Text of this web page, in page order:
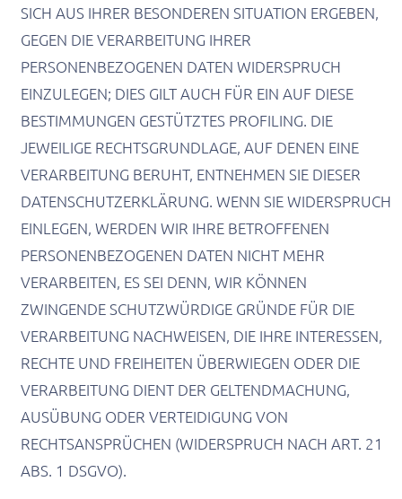
SICH AUS IHRER BESONDEREN SITUATION ERGEBEN,
GEGEN DIE VERARBEITUNG IHRER
PERSONENBEZOGENEN DATEN WIDERSPRUCH
EINZULEGEN; DIES GILT AUCH FÜR EIN AUF DIESE
BESTIMMUNGEN GESTÜTZTES PROFILING. DIE
JEWEILIGE RECHTSGRUNDLAGE, AUF DENEN EINE
VERARBEITUNG BERUHT, ENTNEHMEN SIE DIESER
DATENSCHUTZERKLÄRUNG. WENN SIE WIDERSPRUCH
EINLEGEN, WERDEN WIR IHRE BETROFFENEN
PERSONENBEZOGENEN DATEN NICHT MEHR
VERARBEITEN, ES SEI DENN, WIR KÖNNEN
ZWINGENDE SCHUTZWÜRDIGE GRÜNDE FÜR DIE
VERARBEITUNG NACHWEISEN, DIE IHRE INTERESSEN,
RECHTE UND FREIHEITEN ÜBERWIEGEN ODER DIE
VERARBEITUNG DIENT DER GELTENDMACHUNG,
AUSÜBUNG ODER VERTEIDIGUNG VON
RECHTSANSPRÜCHEN (WIDERSPRUCH NACH ART. 21
ABS. 1 DSGVO).